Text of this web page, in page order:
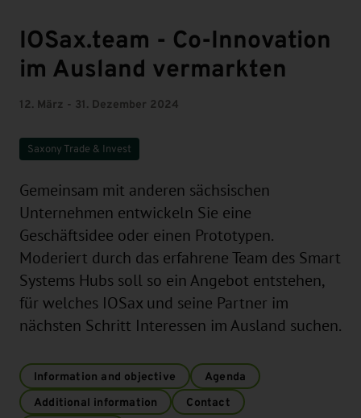
IOSax.team - Co-Innovation
im Ausland vermarkten
12. März - 31. Dezember 2024
Saxony Trade & Invest
Gemeinsam mit anderen sächsischen
Unternehmen entwickeln Sie eine
Geschäftsidee oder einen Prototypen.
Moderiert durch das erfahrene Team des Smart
Systems Hubs soll so ein Angebot entstehen,
für welches IOSax und seine Partner im
nächsten Schritt Interessen im Ausland suchen.
Information and objective
Agenda
Additional information
Contact